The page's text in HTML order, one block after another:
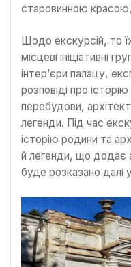
старовинною
Щодо екскурсій, то
місцеві ініціативні
інтер’єри палацу,
розповіді про
перебудови,
легенди. Під час
історію родини та
й легенди, що додає
буде розказано далі